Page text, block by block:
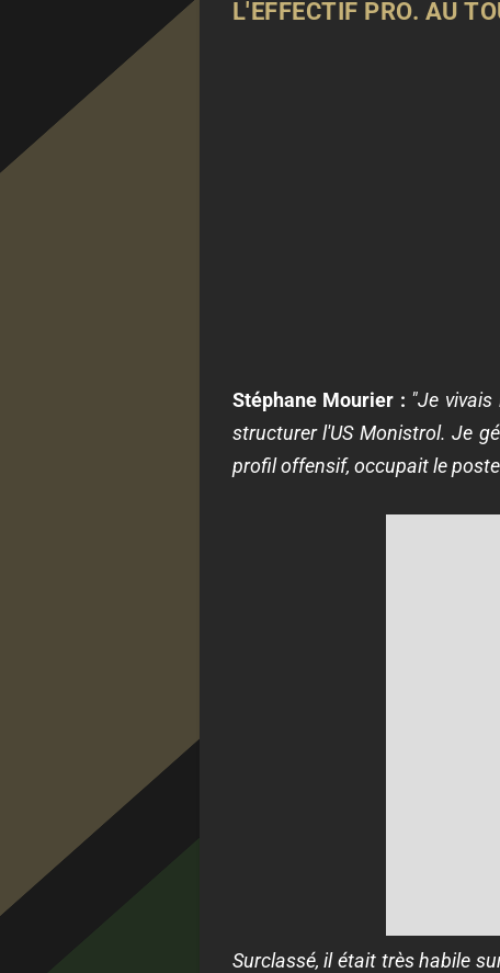
L'EFFECTIF PRO. AU
Stéphane Mourier : "Je vivais
structurer l'US Monistrol. Je
profil offensif, occupait le
Surclassé, il était très habile